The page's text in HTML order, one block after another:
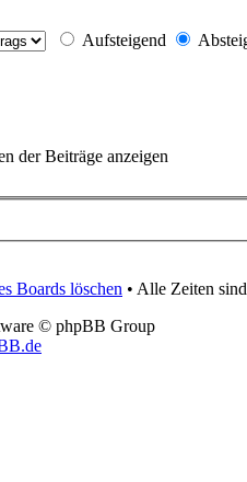
Aufsteigend
der Beiträge anzeigen
Boards löschen • Alle Zeiten
© phpBB Group